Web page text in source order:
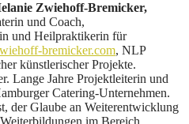
Zwiehoff-Bremicker,
und Coach,
und Heilpraktikerin für
bremicker.com, NLP
künstlerischer Projekte.
Lange Jahre Projektleiterin und
Catering-Unternehmen.
der Glaube an Weiterentwicklung
im Bereich